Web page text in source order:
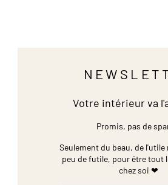
Votre intérieur va
Promis, pas de
Seulement du beau, de l'utile
peu de futile, pour être tout
chez soi ❤